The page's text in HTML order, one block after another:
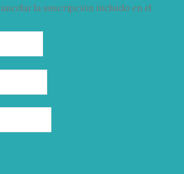
la suscripción incluido en el